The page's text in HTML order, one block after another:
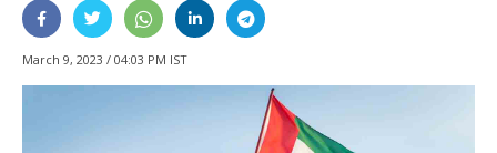
March 9, 2023 / 04:03 PM IST